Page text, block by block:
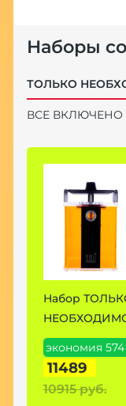
Наборы
ТОЛЬКО
ВСЕ ВКЛЮЧЕНО
Набор
экономия
11489
10915 руб.